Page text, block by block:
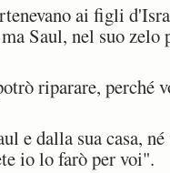
ai figli
Saul, nel suo zelo
riparare, perché
e dalla sua casa, né
io lo farò per voi".